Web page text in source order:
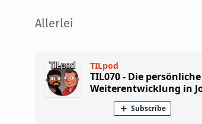
Seitenleiste
Allerlei